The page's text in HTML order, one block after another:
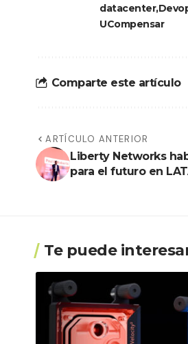
datacenter
UCompensar
Comparte este artículo
ARTÍCULO ANTERIOR
Liberty Networks
para el futuro en
Te puede